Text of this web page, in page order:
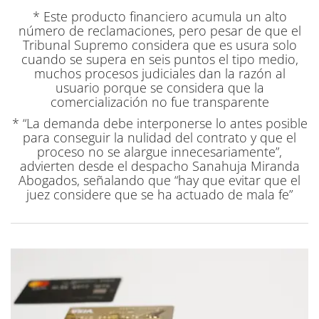
* Este producto financiero acumula un alto
número de reclamaciones, pero pesar de que el
Tribunal Supremo considera que es usura solo
cuando se supera en seis puntos el tipo medio,
muchos procesos judiciales dan la razón al
usuario porque se considera que la
comercialización no fue transparente
* “La demanda debe interponerse lo antes posible
para conseguir la nulidad del contrato y que el
proceso no se alargue innecesariamente”,
advierten desde el despacho Sanahuja Miranda
Abogados, señalando que “hay que evitar que el
juez considere que se ha actuado de mala fe”